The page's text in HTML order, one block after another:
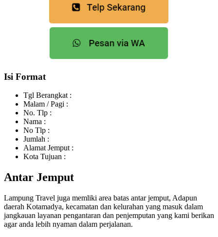
Isi Format
Tgl Berangkat :
Malam / Pagi :
No. Tlp :
Nama :
No Tlp :
Jumlah :
Alamat Jemput :
Kota Tujuan :
Antar Jemput
Lampung Travel juga memliki area batas antar jemput, Adapun
daerah Kotamadya, kecamatan dan kelurahan yang masuk dalam
jangkauan layanan pengantaran dan penjemputan yang kami berikan
agar anda lebih nyaman dalam perjalanan.